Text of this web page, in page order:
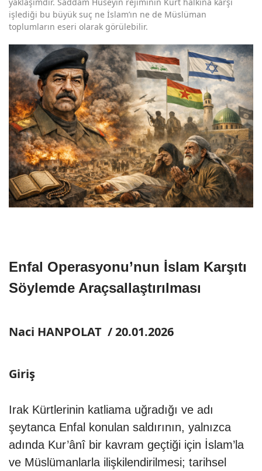
işlediği bu büyük suç ne İslam’ın ne de Müslüman
toplumların eseri olarak görülebilir.
Enfal Operasyonu’nun İslam Karşıtı
Söylemde Araçsallaştırılması
Naci HANPOLAT / 20.01.2026
Giriş
Irak Kürtlerinin katliama uğradığı ve adı
şeytanca Enfal konulan saldırının, yalnızca
adında Kur’ânî bir kavram geçtiği için İslam’la
ve Müslümanlarla ilişkilendirilmesi; tarihsel